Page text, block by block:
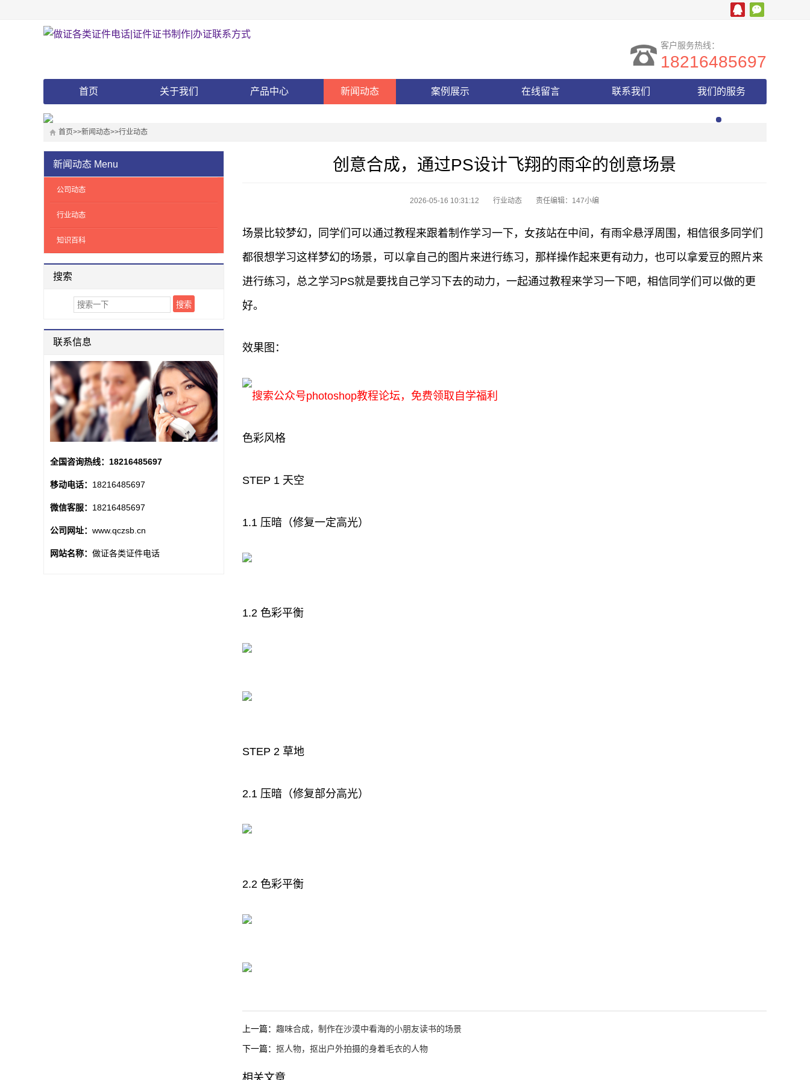
客户服务热线：
18216485697
首页 关于我们 产品中心 新闻动态 案例展示 在线留言 联系我们 我们的服务
首页>>新闻动态>>行业动态
创意合成，通过PS设计飞翔的雨伞的创意场景
2026-05-16 10:31:12 行业动态 责任编辑：147小编
场景比较梦幻，同学们可以通过教程来跟着制作学习一下，女孩站在中间，有雨伞悬浮周围，相信很多同学们
都很想学习这样梦幻的场景，可以拿自己的图片来进行练习，那样操作起来更有动力，也可以拿爱豆的照片来
进行练习，总之学习PS就是要找自己学习下去的动力，一起通过教程来学习一下吧，相信同学们可以做的更
好。
效果图：
搜索公众号photoshop教程论坛，免费领取自学福利
色彩风格
STEP 1 天空
1.1 压暗（修复一定高光）
1.2 色彩平衡
STEP 2 草地
2.1 压暗（修复部分高光）
2.2 色彩平衡
上一篇： 趣味合成，制作在沙漠中看海的小朋友读书的场景
下一篇： 抠人物，抠出户外拍摄的身着毛衣的人物
相关文章
新闻动态 Menu
公司动态
行业动态
知识百科
搜索
联系信息
全国咨询热线： 18216485697
移动电话： 18216485697
微信客服： 18216485697
公司网址： www.qczsb.cn
网站名称： 做证各类证件电话